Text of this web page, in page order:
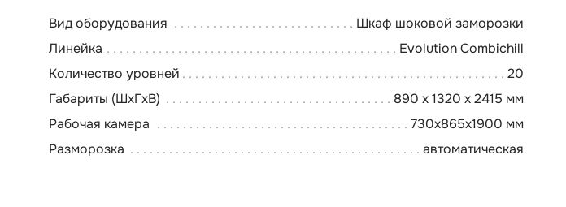
Вид оборудования
Шкаф шоковой заморозки
Линейка
Evolution Combichill
Количество уровней
20
Габариты (ШхГхВ)
890 x 1320 x 2415 мм
Рабочая камера
730x865x1900 мм
Разморозка
автоматическая